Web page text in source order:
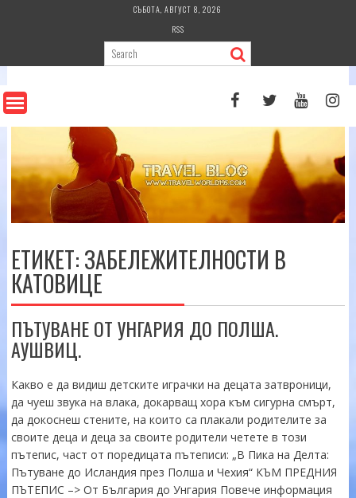
СЪБОТА, АВГУСТ 8, 2026
RSS
ЕТИКЕТ:ЗАБЕЛЕЖИТЕЛНОСТИ В
КАТОВИЦЕ
ПЪТУВАНЕ ОТ УНГАРИЯ ДО ПОЛША.
АУШВИЦ.
Какво е да видиш детските играчки на децата затвроници,
да чуеш звука на влака, докарващ хора към сигурна смърт,
да докоснеш стените, на които са плакали родителите за
своите деца и деца за своите родители четете в този
пътепис, част от поредицата пътеписи: „В Пика на Делта:
Пътуване до Исландия през Полша и Чехия“ КЪМ ПРЕДНИЯ
ПЪТЕПИС –> От България до Унгария Повече информация